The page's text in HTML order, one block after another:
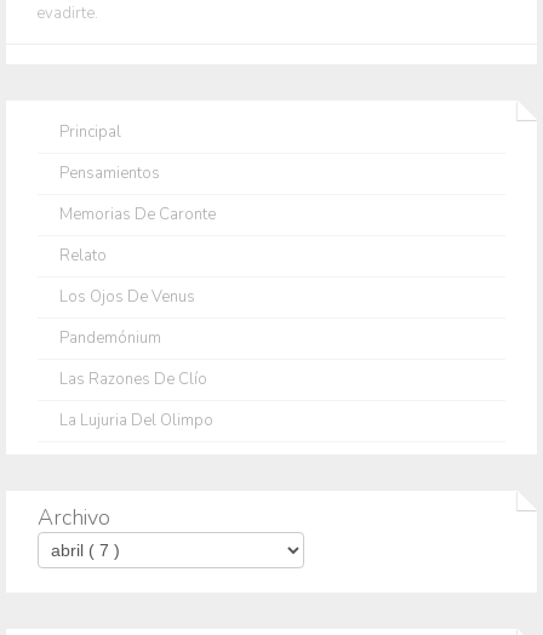
evadirte.
Principal
Pensamientos
Memorias De Caronte
Relato
Los Ojos De Venus
Pandemónium
Las Razones De Clío
La Lujuria Del Olimpo
Archivo